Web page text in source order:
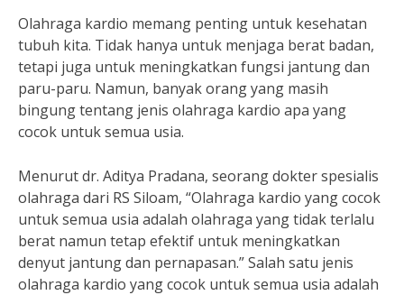
Olahraga kardio memang penting untuk kesehatan
tubuh kita. Tidak hanya untuk menjaga berat badan,
tetapi juga untuk meningkatkan fungsi jantung dan
paru-paru. Namun, banyak orang yang masih
bingung tentang jenis olahraga kardio apa yang
cocok untuk semua usia.
Menurut dr. Aditya Pradana, seorang dokter spesialis
olahraga dari RS Siloam, “Olahraga kardio yang cocok
untuk semua usia adalah olahraga yang tidak terlalu
berat namun tetap efektif untuk meningkatkan
denyut jantung dan pernapasan.” Salah satu jenis
olahraga kardio yang cocok untuk semua usia adalah